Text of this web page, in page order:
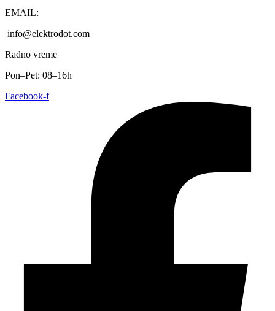
EMAIL:
info@elektrodot.com
Radno vreme
Pon–Pet: 08–16h
Facebook-f